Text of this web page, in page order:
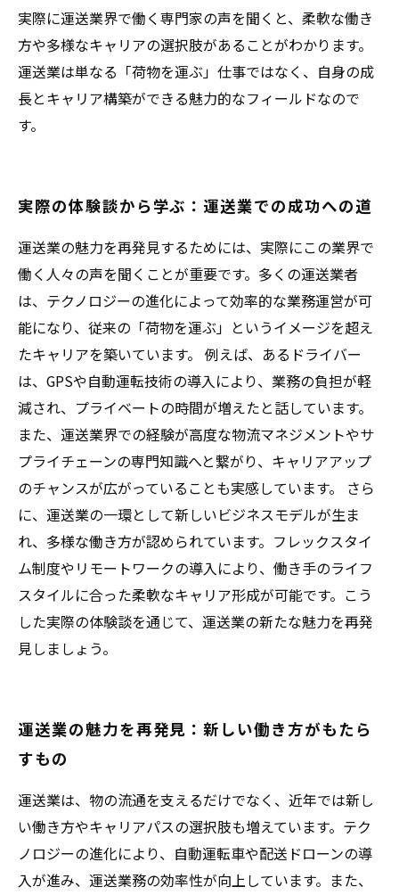
実際に運送業界で働く専門家の声を聞くと、柔軟な働き
方や多様なキャリアの選択肢があることがわかります。
運送業は単なる「荷物を運ぶ」仕事ではなく、自身の成
長とキャリア構築ができる魅力的なフィールドなので
す。
実際の体験談から学ぶ：運送業での成功への道
運送業の魅力を再発見するためには、実際にこの業界で
働く人々の声を聞くことが重要です。多くの運送業者
は、テクノロジーの進化によって効率的な業務運営が可
能になり、従来の「荷物を運ぶ」というイメージを超え
たキャリアを築いています。 例えば、あるドライバー
は、GPSや自動運転技術の導入により、業務の負担が軽
減され、プライベートの時間が増えたと話しています。
また、運送業界での経験が高度な物流マネジメントやサ
プライチェーンの専門知識へと繋がり、キャリアアップ
のチャンスが広がっていることも実感しています。 さら
に、運送業の一環として新しいビジネスモデルが生ま
れ、多様な働き方が認められています。フレックスタイ
ム制度やリモートワークの導入により、働き手のライフ
スタイルに合った柔軟なキャリア形成が可能です。こう
した実際の体験談を通じて、運送業の新たな魅力を再発
見しましょう。
運送業の魅力を再発見：新しい働き方がもたら
すもの
運送業は、物の流通を支えるだけでなく、近年では新し
い働き方やキャリアパスの選択肢も増えています。テク
ノロジーの進化により、自動運転車や配送ドローンの導
入が進み、運送業務の効率性が向上しています。また、